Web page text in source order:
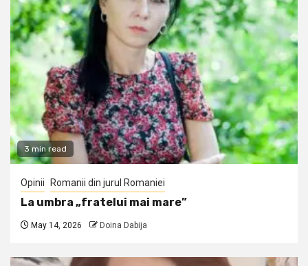
3 min read
Opinii Romanii din jurul Romaniei
La umbra „fratelui mai mare”
May 14, 2026 Doina Dabija